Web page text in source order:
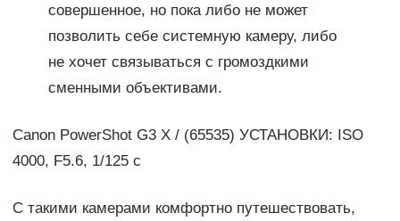
совершенное, но пока либо не может
позволить себе системную камеру, либо
не хочет связываться с громоздкими
сменными объективами.
Canon PowerShot G3 X / (65535) УСТАНОВКИ: ISO
4000, F5.6, 1/125 с
С такими камерами комфортно путешествовать,